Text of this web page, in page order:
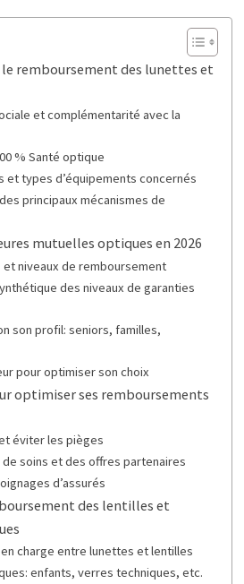
remboursement des lunettes et
et complémentarité avec la
% Santé optique
et types d’équipements concernés
principaux mécanismes de
mutuelles optiques en 2026
niveaux de remboursement
des niveaux de garanties
son profil: seniors, familles,
pour optimiser son choix
optimiser ses remboursements
éviter les pièges
soins et des offres partenaires
d’assurés
des lentilles et
charge entre lunettes et lentilles
enfants, verres techniques, etc.